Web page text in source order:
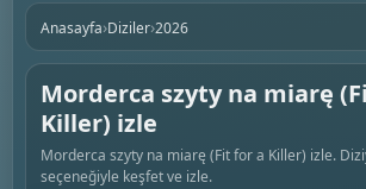
Anasayfa›Diziler›2026
Morderca szyty na miarę
Killer) izle
Morderca szyty na miarę (Fit for a Killer) izle.
seçeneğiyle keşfet ve izle.